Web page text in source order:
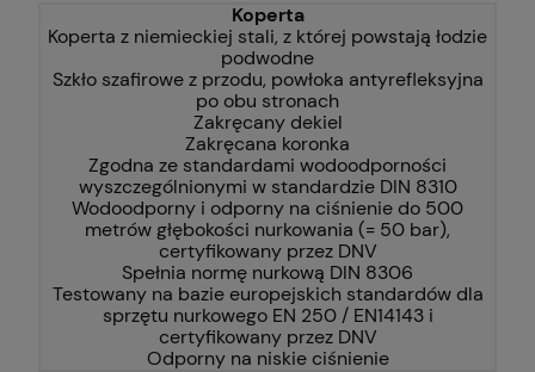
Koperta
Koperta z niemieckiej stali, z której powstają łodzie
podwodne
Szkło szafirowe z przodu, powłoka antyrefleksyjna
po obu stronach
Zakręcany dekiel
Zakręcana koronka
Zgodna ze standardami wodoodporności
wyszczególnionymi w standardzie DIN 8310
Wodoodporny i odporny na ciśnienie do 500
metrów głębokości nurkowania (= 50 bar),
certyfikowany przez DNV
Spełnia normę nurkową DIN 8306
Testowany na bazie europejskich standardów dla
sprzętu nurkowego EN 250 / EN14143 i
certyfikowany przez DNV
Odporny na niskie ciśnienie